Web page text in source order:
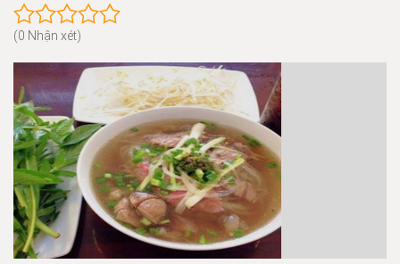
(0 Nhận xét)